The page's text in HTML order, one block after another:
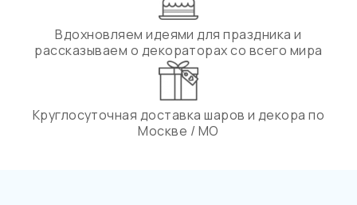
Вдохновляем идеями для праздника и
рассказываем о декораторах со всего мира
Круглосуточная доставка шаров и декора по
Москве / МО